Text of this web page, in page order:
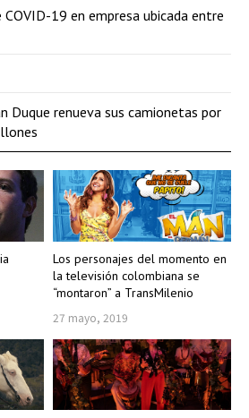
Los personajes del momento en
la televisión colombiana se
“montaron” a TransMilenio
27 mayo, 2019
19 en empresa ubicada entre
Duque renueva sus camionetas por